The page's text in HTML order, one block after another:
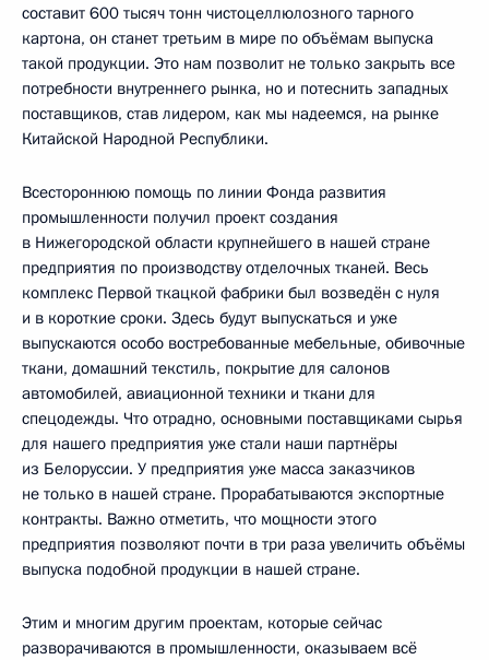
составит 600 тысяч тонн чистоцеллюлозного тарного
картона, он станет третьим в мире по объёмам выпуска
такой продукции. Это нам позволит не только закрыть все
потребности внутреннего рынка, но и потеснить западных
поставщиков, став лидером, как мы надеемся, на рынке
Китайской Народной Республики.
Всестороннюю помощь по линии Фонда развития
промышленности получил проект создания
в Нижегородской области крупнейшего в нашей стране
предприятия по производству отделочных тканей. Весь
комплекс Первой ткацкой фабрики был возведён с нуля
и в короткие сроки. Здесь будут выпускаться и уже
выпускаются особо востребованные мебельные, обивочные
ткани, домашний текстиль, покрытие для салонов
автомобилей, авиационной техники и ткани для
спецодежды. Что отрадно, основными поставщиками сырья
для нашего предприятия уже стали наши партнёры
из Белоруссии. У предприятия уже масса заказчиков
не только в нашей стране. Прорабатываются экспортные
контракты. Важно отметить, что мощности этого
предприятия позволяют почти в три раза увеличить объёмы
выпуска подобной продукции в нашей стране.
Этим и многим другим проектам, которые сейчас
разворачиваются в промышленности, оказываем всё